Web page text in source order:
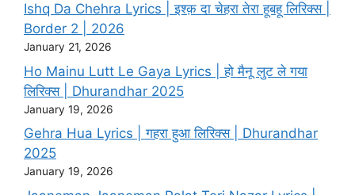
Ishq Da Chehra Lyrics | इश्क़ दा चेहरा तेरा हूबहू लिरिक्स |
Border 2 | 2026
January 21, 2026
Ho Mainu Lutt Le Gaya Lyrics | हो मैनू लुट ले गया
लिरिक्स | Dhurandhar 2025
January 19, 2026
Gehra Hua Lyrics | गहरा हुआ लिरिक्स | Dhurandhar
2025
January 19, 2026